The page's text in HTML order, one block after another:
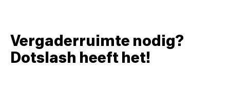
Vergaderruimte nodig?
Dotslash heeft het!